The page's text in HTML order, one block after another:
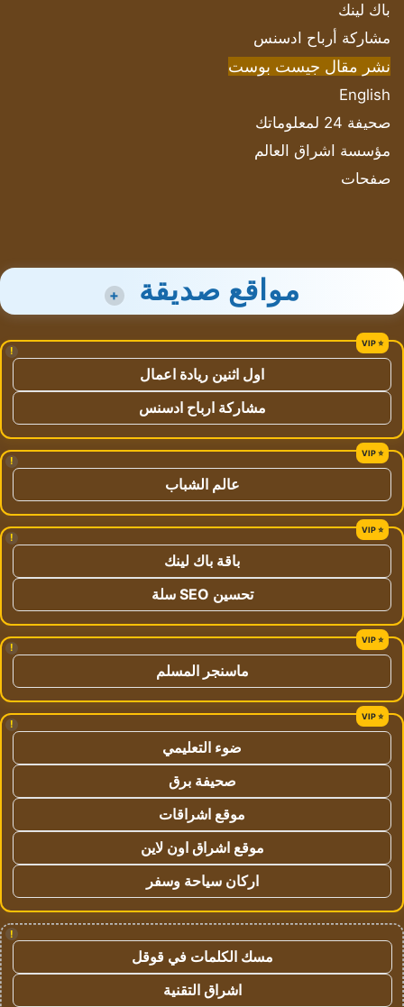
باك لينك
مشاركة أرباح ادسنس
نشر مقال جيست بوست
English
صحيفة 24 لمعلوماتك
مؤسسة اشراق العالم
صفحات
مواقع صديقة +
!
اول اثنين ريادة اعمال
مشاركة ارباح ادسنس
!
عالم الشباب
!
باقة باك لينك
تحسين SEO سلة
!
ماسنجر المسلم
!
ضوء التعليمي
صحيفة برق
موقع اشراقات
موقع اشراق اون لاين
اركان سياحة وسفر
!
مسك الكلمات في قوقل
اشراق التقنية